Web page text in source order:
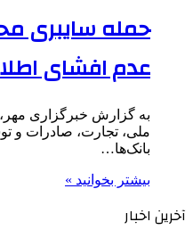
حمله سایبری
عدم افشای
به گزارش خبرگزاری
ملی، تجارت، صادرات و
بانک‌ها…
بیشتر بخوانید »
آخرین اخبار